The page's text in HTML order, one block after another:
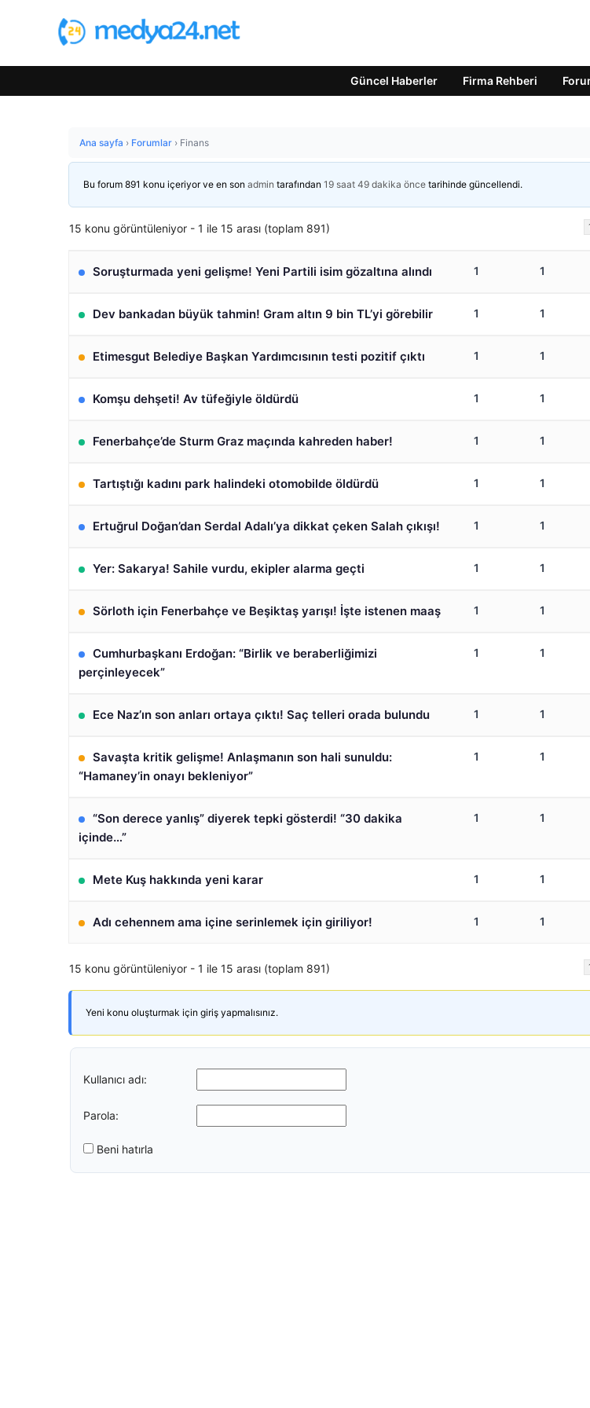
Güncel Haberler Firma Rehberi
Ana sayfa › Forumlar › Finans
Bu forum 891 konu içeriyor ve en son admin tarafından 19 saat 49 dakika önce tarihinde güncellendi.
15 konu görüntüleniyor - 1 ile 15 arası (toplam 891)
Soruşturmada yeni gelişme! Yeni Partili isim gözaltına alındı 1 1
Dev bankadan büyük tahmin! Gram altın 9 bin TL’yi görebilir 1 1
Etimesgut Belediye Başkan Yardımcısının testi pozitif çıktı 1 1
Komşu dehşeti! Av tüfeğiyle öldürdü 1 1
Fenerbahçe’de Sturm Graz maçında kahreden haber! 1 1
Tartıştığı kadını park halindeki otomobilde öldürdü 1 1
Ertuğrul Doğan’dan Serdal Adalı’ya dikkat çeken Salah çıkışı! 1 1
Yer: Sakarya! Sahile vurdu, ekipler alarma geçti 1 1
Sörloth için Fenerbahçe ve Beşiktaş yarışı! İşte istenen maaş 1 1
Cumhurbaşkanı Erdoğan: “Birlik ve beraberliğimizi
perçinleyecek”
1 1
Ece Naz’ın son anları ortaya çıktı! Saç telleri orada bulundu 1 1
Savaşta kritik gelişme! Anlaşmanın son hali sunuldu:
“Hamaney’in onayı bekleniyor”
1 1
“Son derece yanlış” diyerek tepki gösterdi! “30 dakika
içinde…”
1 1
Mete Kuş hakkında yeni karar 1 1
Adı cehennem ama içine serinlemek için giriliyor! 1 1
15 konu görüntüleniyor - 1 ile 15 arası (toplam 891)
Yeni konu oluşturmak için giriş yapmalısınız.
Kullanıcı adı:
Parola:
Beni hatırla